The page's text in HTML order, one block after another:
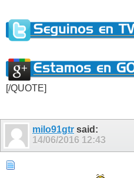
[/QUOTE]
milo91gtr said:
14/06/2016 12:43